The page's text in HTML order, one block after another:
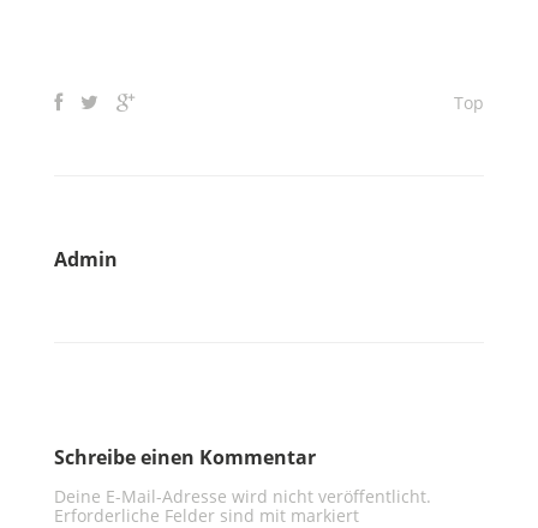
Top
Admin
Schreibe einen Kommentar
Deine E-Mail-Adresse wird nicht veröffentlicht.
Erforderliche Felder sind mit markiert